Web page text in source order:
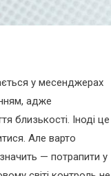
у месенджерах
адже
близькості. Іноді це
Але варто
— потрапити у